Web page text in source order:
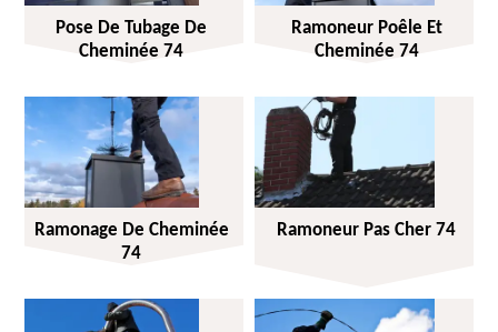
Pose De Tubage De
Cheminée 74
Ramoneur Poêle Et
Cheminée 74
Ramonage De Cheminée
74
Ramoneur Pas Cher 74